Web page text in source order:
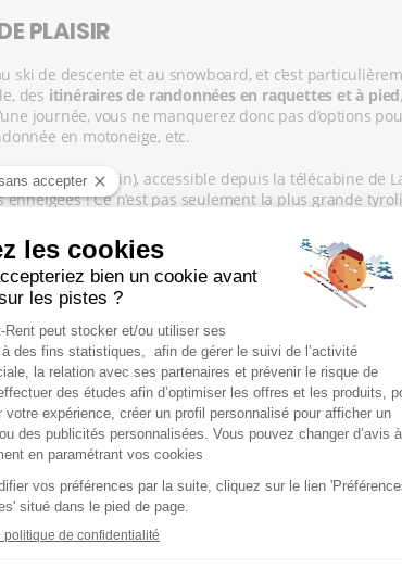
PLAISIR
ski de descente et au snowboard, et c’est
des itinéraires de randonnées en raquettes et à pied
journée, vous ne manquerez donc pas d’options
en motoneige, etc.
le domaine alpin), accessible depuis la télécabine de
! Ce n’est pas seulement la plus grande
POUR LA LOCATION
ont convaincu d’y passer les prochaines vacances
?
le meilleur compromis entre qualité et choix des
Ekosport-Rent de Chamrousse . Pour louer vos
au pied des 3 remontées mécaniques de la station.
et de services pratiques comme la consigne à
matériel en avance et au meilleur prix grâce à la